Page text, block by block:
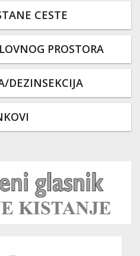
CESTE
PROSTORA
DEZINSEKCIJA